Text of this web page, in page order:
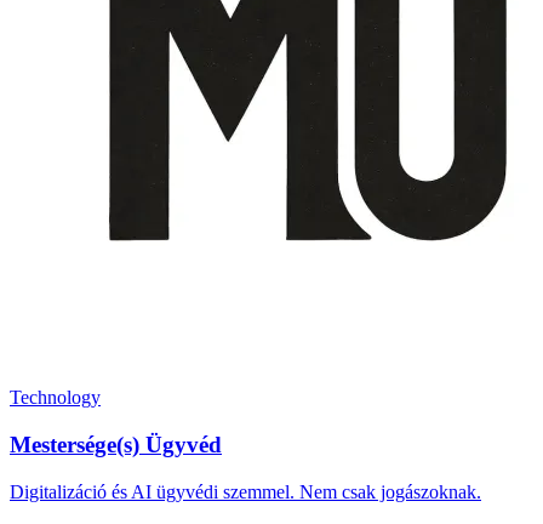
Technology
Mestersége(s) Ügyvéd
Digitalizáció és AI ügyvédi szemmel. Nem csak jogászoknak.